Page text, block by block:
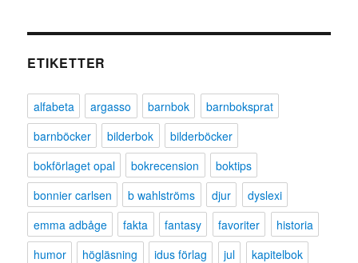
ETIKETTER
alfabeta argasso barnbok
barnboksprat
barnböcker
bilderbok
bilderböcker
bokförlaget opal
bokrecension
boktips
bonnier carlsen
b wahlströms djur
dyslexi
emma adbåge
fakta fantasy favoriter
historia
humor
högläsning idus förlag jul
kapitelbok